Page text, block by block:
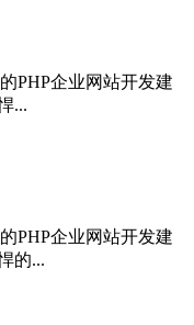
PHP企业网站开发建
...
PHP企业网站开发建
的...